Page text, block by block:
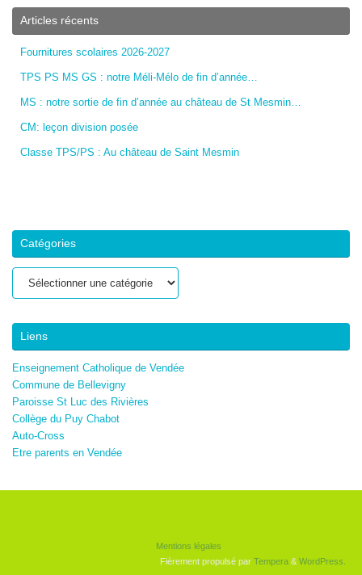
Articles récents
Fournitures scolaires 2026-2027
TPS PS MS GS : notre Méli-Mélo de fin d’année…
MS : notre sortie de fin d’année au château de St Mesmin…
CM: leçon division posée
Classe TPS/PS : Au château de Saint Mesmin
Catégories
Catégories
Liens
Enseignement Catholique de Vendée
Commune de Bellevigny
Paroisse St Luc des Rivières
Collège du Puy Chabot
Auto-Cross
Etre parents en Vendée
Mentions légales
Fièrement propulsé par Tempera & WordPress.